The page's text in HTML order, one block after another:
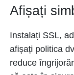
Afișați
Instalați SSL,
afișați politica
reduce